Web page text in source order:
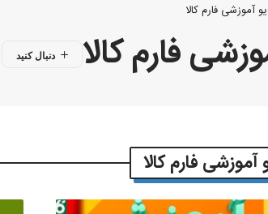
آموزشی فارم کالا
فارم کالا
فارم کالا